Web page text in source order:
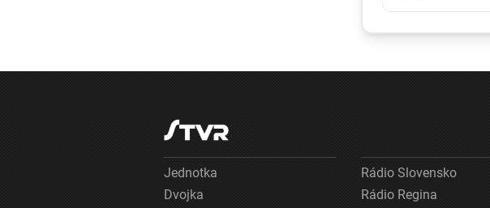
Európu stála
zavlažovať aj
bežne nie je
Jednotka
Dvojka
Rádio Slovensko
Rádio Regina